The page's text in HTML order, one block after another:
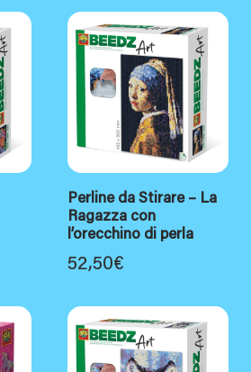
Perline da Stirare – La
Ragazza con
l’orecchino di perla
52,50€